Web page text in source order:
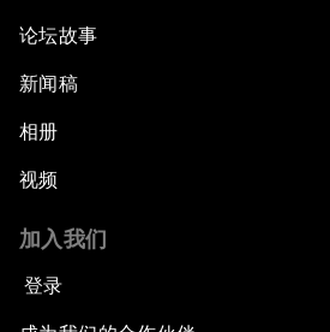
Addressing Digital Extremism
Infrastructure for Development
Responsibility
论坛故事
新闻稿
相册
视频
加入我们
登录